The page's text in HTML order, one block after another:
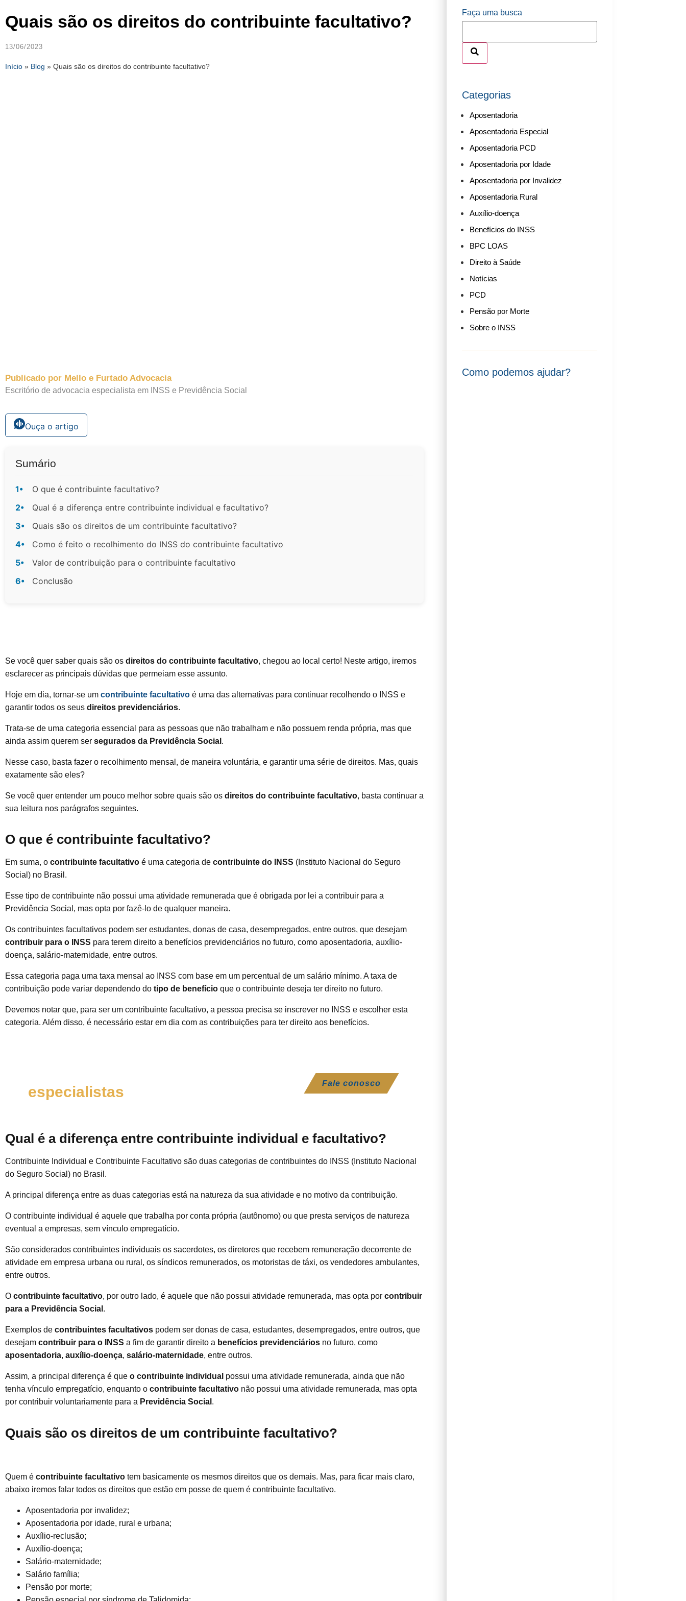
Quais são os direitos do contribuinte facultativo?
13/06/2023
Início » Blog » Quais são os direitos do contribuinte facultativo?
Publicado por Mello e Furtado Advocacia
Escritório de advocacia especialista em INSS e Previdência Social
Ouça o artigo
Sumário
1•
O que é contribuinte facultativo?
2•
Qual é a diferença entre contribuinte individual e facultativo?
3•
Quais são os direitos de um contribuinte facultativo?
4•
Como é feito o recolhimento do INSS do contribuinte facultativo
5•
Valor de contribuição para o contribuinte facultativo
6•
Conclusão
Se você quer saber quais são os direitos do contribuinte facultativo, chegou ao local certo! Neste artigo, iremos
esclarecer as principais dúvidas que permeiam esse assunto.
Hoje em dia, tornar-se um contribuinte facultativo é uma das alternativas para continuar recolhendo o INSS e
garantir todos os seus direitos previdenciários.
Trata-se de uma categoria essencial para as pessoas que não trabalham e não possuem renda própria, mas que
ainda assim querem ser segurados da Previdência Social .
Nesse caso, basta fazer o recolhimento mensal, de maneira voluntária, e garantir uma série de direitos. Mas, quais
exatamente são eles?
Se você quer entender um pouco melhor sobre quais são os direitos do contribuinte facultativo, basta continuar a
sua leitura nos parágrafos seguintes.
O que é contribuinte facultativo?
Em suma, o contribuinte facultativo é uma categoria de contribuinte do INSS (Instituto Nacional do Seguro
Social) no Brasil.
Esse tipo de contribuinte não possui uma atividade remunerada que é obrigada por lei a contribuir para a
Previdência Social, mas opta por fazê-lo de qualquer maneira.
Os contribuintes facultativos podem ser estudantes, donas de casa, desempregados, entre outros, que desejam
contribuir para o INSS para terem direito a benefícios previdenciários no futuro, como aposentadoria, auxílio-
doença, salário-maternidade, entre outros.
Essa categoria paga uma taxa mensal ao INSS com base em um percentual de um salário mínimo. A taxa de
contribuição pode variar dependendo do tipo de benefício que o contribuinte deseja ter direito no futuro.
Devemos notar que, para ser um contribuinte facultativo, a pessoa precisa se inscrever no INSS e escolher esta
categoria. Além disso, é necessário estar em dia com as contribuições para ter direito aos benefícios.
especialistas
Fale conosco
Qual é a diferença entre contribuinte individual e facultativo?
Contribuinte Individual e Contribuinte Facultativo são duas categorias de contribuintes do INSS (Instituto Nacional
do Seguro Social) no Brasil.
A principal diferença entre as duas categorias está na natureza da sua atividade e no motivo da contribuição.
O contribuinte individual é aquele que trabalha por conta própria (autônomo) ou que presta serviços de natureza
eventual a empresas, sem vínculo empregatício.
São considerados contribuintes individuais os sacerdotes, os diretores que recebem remuneração decorrente de
atividade em empresa urbana ou rural, os síndicos remunerados, os motoristas de táxi, os vendedores ambulantes,
entre outros.
O contribuinte facultativo, por outro lado, é aquele que não possui atividade remunerada, mas opta por contribuir
para a Previdência Social .
Exemplos de contribuintes facultativos podem ser donas de casa, estudantes, desempregados, entre outros, que
desejam contribuir para o INSS a fim de garantir direito a benefícios previdenciários no futuro, como
aposentadoria, auxílio-doença, salário-maternidade, entre outros.
Assim, a principal diferença é que o contribuinte individual possui uma atividade remunerada, ainda que não
tenha vínculo empregatício, enquanto o contribuinte facultativo não possui uma atividade remunerada, mas opta
por contribuir voluntariamente para a Previdência Social .
Quais são os direitos de um contribuinte facultativo?
Quem é contribuinte facultativo tem basicamente os mesmos direitos que os demais. Mas, para ficar mais claro,
abaixo iremos falar todos os direitos que estão em posse de quem é contribuinte facultativo.
Aposentadoria por invalidez;
Aposentadoria por idade, rural e urbana;
Auxílio-reclusão;
Auxílio-doença;
Salário-maternidade;
Salário família;
Pensão por morte;
Faça uma busca
Categorias
Aposentadoria
Aposentadoria Especial
Aposentadoria PCD
Aposentadoria por Idade
Aposentadoria por Invalidez
Aposentadoria Rural
Auxílio-doença
Benefícios do INSS
BPC LOAS
Direito à Saúde
Notícias
PCD
Pensão por Morte
Sobre o INSS
Como podemos ajudar?